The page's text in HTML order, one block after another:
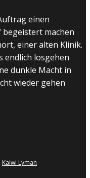
einen
machen
einer alten Klinik.
endlich losgehen
dunkle Macht in
wieder gehen
Kaiwi Lyman